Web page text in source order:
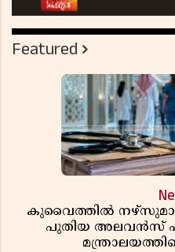
Featured
കുവൈത്തിൽ
പുതിയ അലവൻസ്